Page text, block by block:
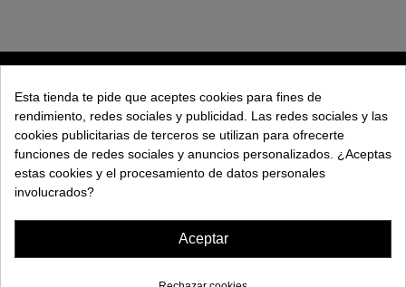
EXPLORAR
EMPRESA
Esta tienda te pide que aceptes cookies para fines de
rendimiento, redes sociales y publicidad. Las redes sociales y las
cookies publicitarias de terceros se utilizan para ofrecerte
funciones de redes sociales y anuncios personalizados. ¿Aceptas
estas cookies y el procesamiento de datos personales
involucrados?
Aceptar